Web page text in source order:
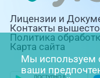
Лицензии и
Контакты
Политика
Карта сайта
Мы используем
ваши